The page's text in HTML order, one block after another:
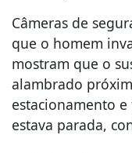
Câmeras de
que o homem
mostram que o
alambrado
estacionamento e
estava parada,